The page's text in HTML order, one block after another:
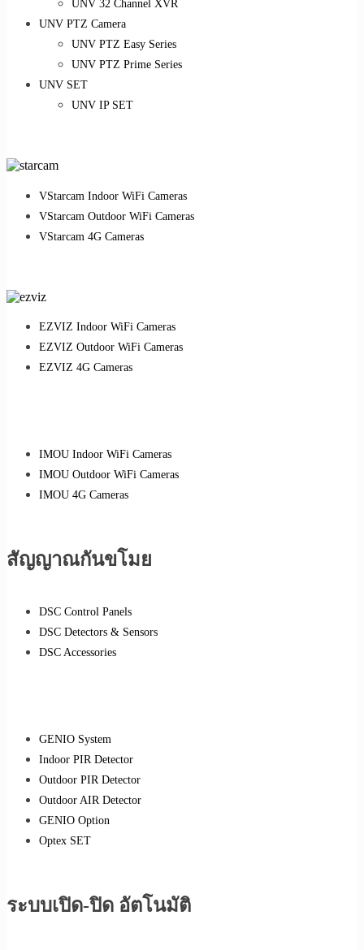
UNV 32 Channel XVR
UNV PTZ Camera
UNV PTZ Easy Series
UNV PTZ Prime Series
UNV SET
UNV IP SET
VStarcam Indoor WiFi Cameras
VStarcam Outdoor WiFi Cameras
VStarcam 4G Cameras
EZVIZ Indoor WiFi Cameras
EZVIZ Outdoor WiFi Cameras
EZVIZ 4G Cameras
IMOU Indoor WiFi Cameras
IMOU Outdoor WiFi Cameras
IMOU 4G Cameras
สัญญาณกันขโมย
DSC Control Panels
DSC Detectors & Sensors
DSC Accessories
GENIO System
Indoor PIR Detector
Outdoor PIR Detector
Outdoor AIR Detector
GENIO Option
Optex SET
ระบบเปิด-ปิด อัตโนมัติ